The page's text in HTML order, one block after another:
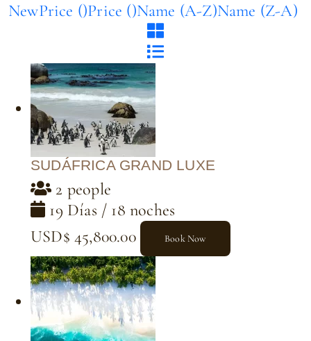
NewPrice ()Price ()Name (A-Z)Name (Z-A)
SUDÁFRICA GRAND LUXE
2 people
19 Días / 18 noches
USD$ 45,800.00
Book Now